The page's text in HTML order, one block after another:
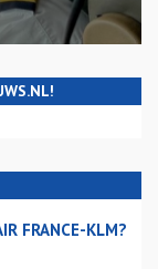
FRANCE-KLM?